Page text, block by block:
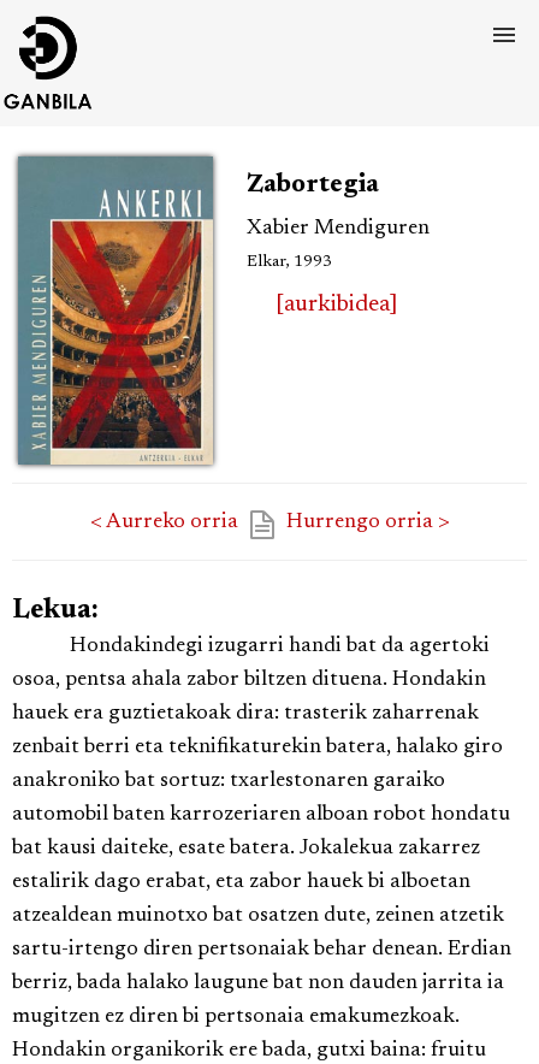
Zabortegia
Xabier Mendiguren
Elkar, 1993
[aurkibidea]
< Aurreko orria Hurrengo orria >
Lekua:
Hondakindegi izugarri handi bat da agertoki
osoa, pentsa ahala zabor biltzen dituena. Hondakin
hauek era guztietakoak dira: trasterik zaharrenak
zenbait berri eta teknifikaturekin batera, halako giro
anakroniko bat sortuz: txarlestonaren garaiko
automobil baten karrozeriaren alboan robot hondatu
bat kausi daiteke, esate batera. Jokalekua zakarrez
estalirik dago erabat, eta zabor hauek bi alboetan
atzealdean muinotxo bat osatzen dute, zeinen atzetik
sartu-irtengo diren pertsonaiak behar denean. Erdian
berriz, bada halako laugune bat non dauden jarrita ia
mugitzen ez diren bi pertsonaia emakumezkoak.
Hondakin organikorik ere bada, gutxi baina: fruitu